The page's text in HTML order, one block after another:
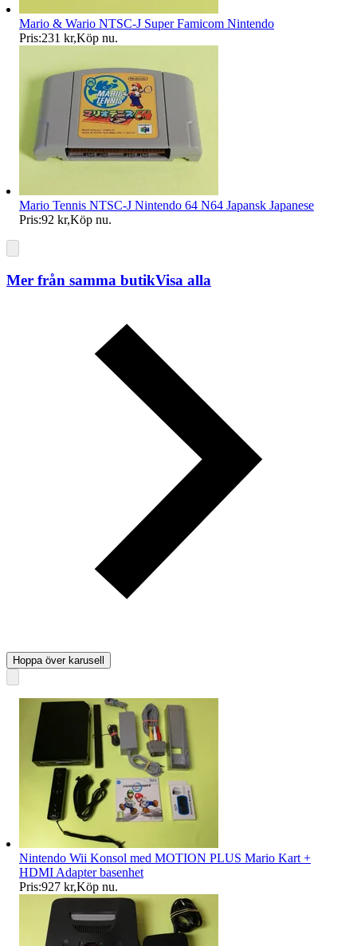
Mario & Wario NTSC-J Super Famicom Nintendo
Pris:231 kr,Köp nu.
Mario Tennis NTSC-J Nintendo 64 N64 Japansk Japanese
Pris:92 kr,Köp nu.
Mer från samma butikVisa alla
Hoppa över karusell
Nintendo Wii Konsol med MOTION PLUS Mario Kart +
HDMI Adapter basenhet
Pris:927 kr,Köp nu.